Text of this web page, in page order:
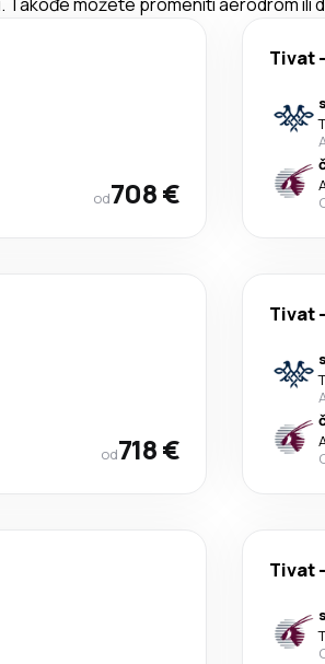
od708 €
Tivat-
od718 €
Tivat-
Tivat-